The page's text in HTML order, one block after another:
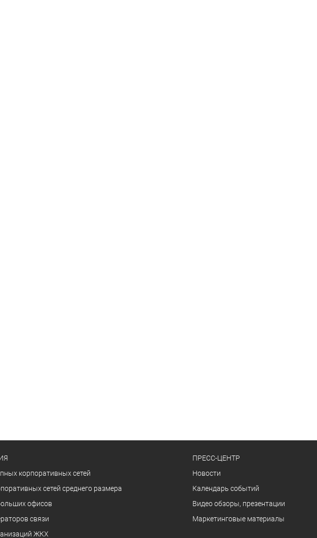
корпоративных сетей
сетей среднего размера
офисов
связи
ЖКХ
ПРЕСС-ЦЕНТР
Новости
Календарь событий
Видео обзоры, презентации
Маркетинговые материалы